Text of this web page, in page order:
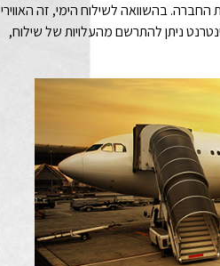
בהשוואה לשילוח הימי, זה האווירי
ניתן להתרשם מהעלויות של שילוח,